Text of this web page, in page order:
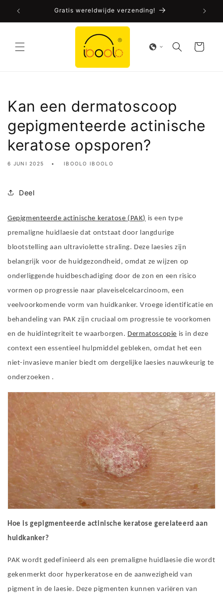
naar de
content
Gratis wereldwijde verzending!
Winkelwagen
Kan een dermatoscoop
gepigmenteerde actinische
keratose opsporen?
6 JUNI 2025 IBOOLO IBOOLO
Deel
Gepigmenteerde actinische keratose (PAK) is een type
premaligne huidlaesie dat ontstaat door langdurige
blootstelling aan ultraviolette straling. Deze laesies zijn
belangrijk voor de huidgezondheid, omdat ze wijzen op
onderliggende huidbeschadiging door de zon en een risico
vormen op progressie naar plaveiselcelcarcinoom, een
veelvoorkomende vorm van huidkanker. Vroege identificatie en
behandeling van PAK zijn cruciaal om progressie te voorkomen
en de huidintegriteit te waarborgen. Dermatoscopie is in deze
context een essentieel hulpmiddel gebleken, omdat het een
niet-invasieve manier biedt om dergelijke laesies nauwkeurig te
onderzoeken .
Hoe is gepigmenteerde actinische keratose gerelateerd aan
huidkanker?
PAK wordt gedefinieerd als een premaligne huidlaesie die wordt
gekenmerkt door hyperkeratose en de aanwezigheid van
pigment in de laesie. Deze pigmenten kunnen variëren van